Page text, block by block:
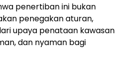
penertiban ini bukan
penegakan aturan,
upaya penataan kawasan
dan nyaman bagi